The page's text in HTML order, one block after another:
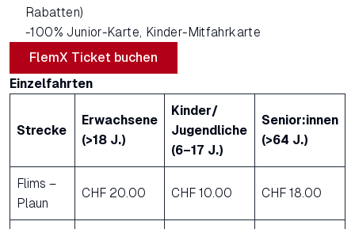
Rabatten)
-100% Junior-Karte, Kinder-Mitfahrkarte
FlemX Ticket buchen
Einzelfahrten
Strecke
Erwachsene
(>18 J.)
Kinder/
Jugendliche
(6–17 J.)
Senior:innen
(>64 J.)
Flims –
Plaun
CHF 20.00 CHF 10.00 CHF 18.00